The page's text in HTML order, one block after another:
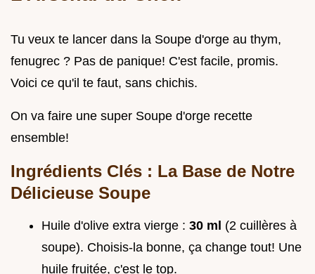
Tu veux te lancer dans la Soupe d'orge au thym,
fenugrec ? Pas de panique! C'est facile, promis.
Voici ce qu'il te faut, sans chichis.
On va faire une super Soupe d'orge recette
ensemble!
Ingrédients Clés : La Base de Notre
Délicieuse Soupe
Huile d'olive extra vierge : 30 ml (2 cuillères à
soupe). Choisis-la bonne, ça change tout! Une
huile fruitée, c'est le top.